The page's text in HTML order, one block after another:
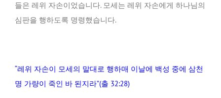
들은 레위 자손이었습니다. 모세는 레위 자손에게 하나님의
심판을 행하도록 명령했습니다.
“레위 자손이 모세의 말대로 행하매 이날에 백성 중에 삼천
명 가량이 죽인 바 된지라”(출 32:28)